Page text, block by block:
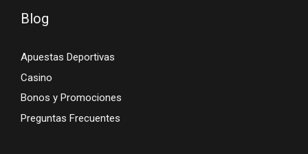
Blog
Apuestas Deportivas
Casino
Bonos y Promociones
Preguntas Frecuentes